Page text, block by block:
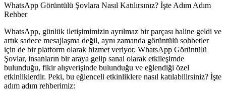
WhatsApp Görüntülü Şovlara Nasıl Katılırsınız? İşte Adım Adım
Rehber
WhatsApp, günlük iletişimimizin ayrılmaz bir parçası haline geldi ve
artık sadece mesajlaşma değil, aynı zamanda görüntülü sohbetler
için de bir platform olarak hizmet veriyor. WhatsApp Görüntülü
Şovlar, insanların bir araya gelip sanal olarak etkileşimde
bulunduğu, fikir alışverişinde bulunduğu ve eğlendiği özel
etkinliklerdir. Peki, bu eğlenceli etkinliklere nasıl katılabilirsiniz? İşte
adım adım rehberimiz: